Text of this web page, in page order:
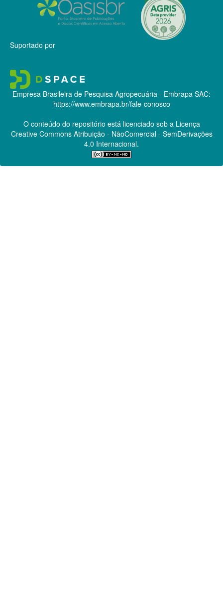
Suportado por
Empresa Brasileira de Pesquisa Agropecuária - Embrapa SAC:
https://www.embrapa.br/fale-conosco
O conteúdo do repositório está licenciado sob a Licença
Creative CommonsAtribuição - NãoComercial - SemDerivações
4.0 Internacional.